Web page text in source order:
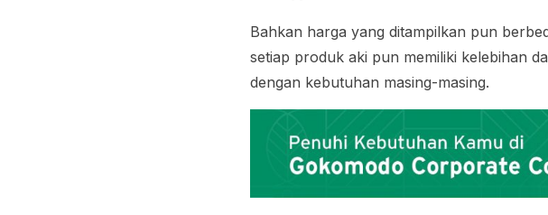
Bahkan harga yang ditampilkan pun
setiap produk aki pun memiliki kelebihan
dengan kebutuhan masing-masing.